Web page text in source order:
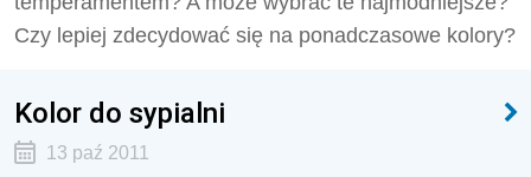
Czy lepiej zdecydować się na ponadczasowe kolory?
Kolor do sypialni
13 paź 2011